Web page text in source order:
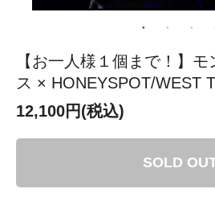
【お一人様１個まで！】
ス × HONEYSPOT/WEST
12,100円(税込)
SOLD